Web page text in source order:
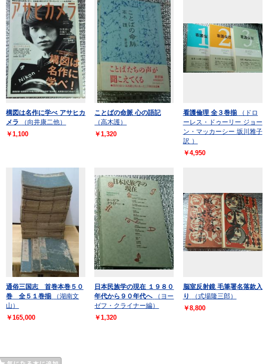
構図は名作に学べ アサヒカ
メラ
（向井康二他）
￥1,100
ことばの命脈 心の語記
（高木護）
￥1,320
看護倫理 全３巻揃
（ドロ
ーレス・ドゥーリー ジョー
ン・マッカーシー 坂川雅子
訳 ）
￥4,950
通俗三国志 首巻本巻５０
巻 全５１巻揃
（湖南文
山）
￥165,000
日本民族学の現在 １９８０
年代から９０年代へ
（ヨー
ゼフ・クライナー編）
￥1,320
脳室反射鏡 毛筆署名落款入
り
（式場隆三郎）
￥8,800